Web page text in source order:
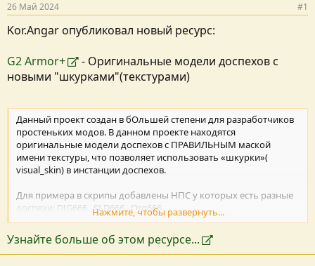
и
я
26 Май 2024 #1
Kor.Angar опубликовал новый ресурс:
G2 Armor+
- Оригинальные модели доспехов с
новыми "шкурками"(текстурами)
Данный проект создан в бОльшей степени для разработчиков
простеньких модов. В данном проекте находятся
оригинальные модели доспехов с ПРАВИЛЬНЫМ маской
имени текстуры, что позволяет использовать «шкурки»(
visual_skin) в инстанции доспехов.
Для примера в скрипы добавлены НПС у которых есть разные
доспехи: DJG666 , SLD666 , Org666
В томе со скриптами можно посмотреть и прочие примеры.
установка:скопировать тома в папку data
Нажмите, чтобы развернуть...
Узнайте больше об этом ресурсе...